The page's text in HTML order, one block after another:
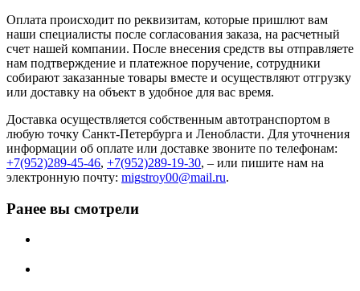
Оплата происходит по реквизитам, которые пришлют вам
наши специалисты после согласования заказа, на расчетный
счет нашей компании. После внесения средств вы отправляете
нам подтверждение и платежное поручение, сотрудники
собирают заказанные товары вместе и осуществляют отгрузку
или доставку на объект в удобное для вас время.
Доставка осуществляется собственным автотранспортом в
любую точку Санкт-Петербурга и Ленобласти. Для уточнения
информации об оплате или доставке звоните по телефонам:
+7(952)289-45-46, +7(952)289-19-30, – или пишите нам на
электронную почту: migstroy00@mail.ru.
Ранее вы смотрели